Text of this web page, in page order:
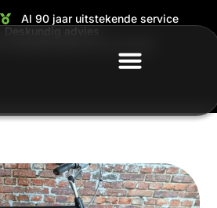
Al 90 jaar uitstekende service
Deskundig advies